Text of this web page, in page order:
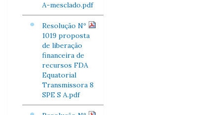
A-mesclado.pdf
Resolução Nº
1019 proposta
de liberação
financeira de
recursos FDA
Equatorial
Transmissora 8
SPE S A.pdf